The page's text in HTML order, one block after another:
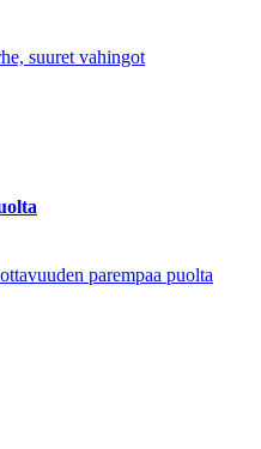
suuret vahingot
parempaa puolta